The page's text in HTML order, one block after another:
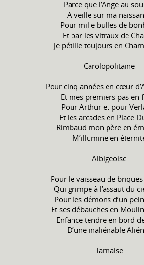
Parce que l’Ange au
A veillé sur ma
Pour mille bulles de
Et par les vitraux de
Je pétille toujours en
Carolopolitaine
Pour cinq années en cœur
Et mes premiers pas en
Pour Arthur et pour
Et les arcades en Place
Rimbaud mon père en
M’illumine en
Albigeoise
Pour le vaisseau de
Qui grimpe à l’assaut du
Pour les démons d’un
Et ses débauches en
Enfance tendre en bord
D’une inaliénable
Tarnaise